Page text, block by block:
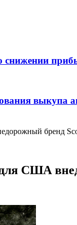
снижении
выкупа
бренд
США